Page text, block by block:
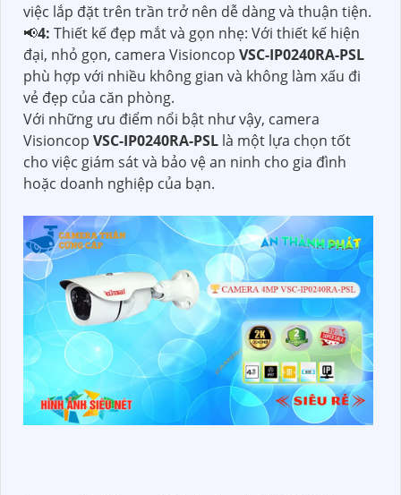
việc lắp đặt trên trần trở nên dễ dàng và thuận tiện.
📢4: Thiết kế đẹp mắt và gọn nhẹ: Với thiết kế hiện
đại, nhỏ gọn, camera Visioncop VSC-IP0240RA-PSL
phù hợp với nhiều không gian và không làm xấu đi
vẻ đẹp của căn phòng.
Với những ưu điểm nổi bật như vậy, camera
Visioncop VSC-IP0240RA-PSL là một lựa chọn tốt
cho việc giám sát và bảo vệ an ninh cho gia đình
hoặc doanh nghiệp của bạn.